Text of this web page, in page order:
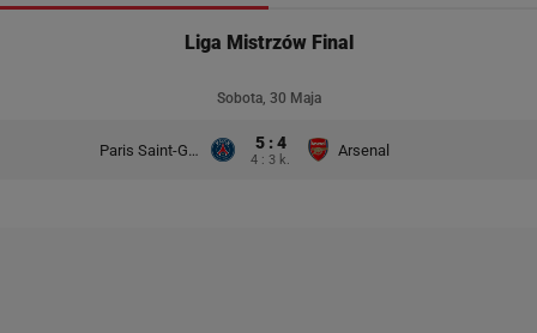
Liga Mistrzów Final
Sobota, 30 Maja
Paris Saint-Germain 5 : 4
4 : 3 k.
Arsenal